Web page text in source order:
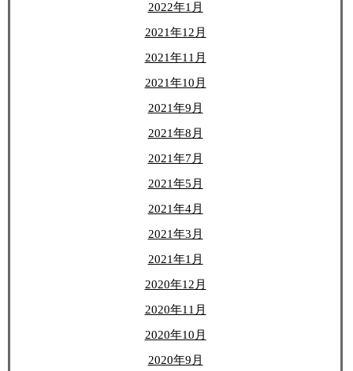
2022年1月
2021年12月
2021年11月
2021年10月
2021年9月
2021年8月
2021年7月
2021年5月
2021年4月
2021年3月
2021年1月
2020年12月
2020年11月
2020年10月
2020年9月